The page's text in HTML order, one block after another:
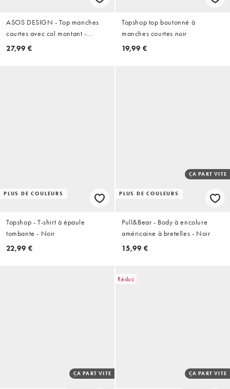
ASOS DESIGN - Top manches
courtes avec col montant -
Chocolat
27,99 €
Topshop top boutonné à
manches courtes noir
19,99 €
PLUS DE COULEURS
Topshop - T-shirt à épaule
tombante - Noir
22,99 €
PLUS DE COULEURS
ÇA PART VITE
Pull&Bear - Body à encolure
américaine à bretelles - Noir
15,99 €
ÇA PART VITE
Réduc
ÇA PART VITE